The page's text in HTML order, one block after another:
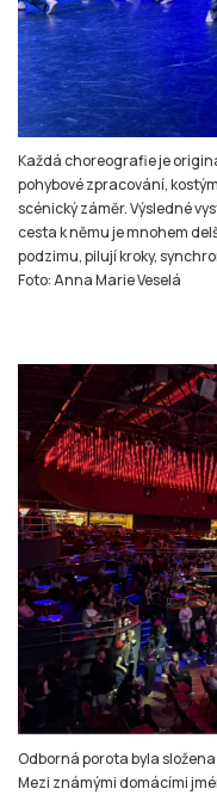
Každá choreografie je
pohybové zpracování,
scénický záměr. Výsledné
cesta k němu je mnohem
podzimu, pilují kroky,
Foto: Anna Marie Veselá
Odborná porota byla
Mezi známými domácími